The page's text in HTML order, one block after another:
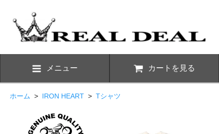
メニュー カートを見る
ホーム > IRON HEART > Tシャツ